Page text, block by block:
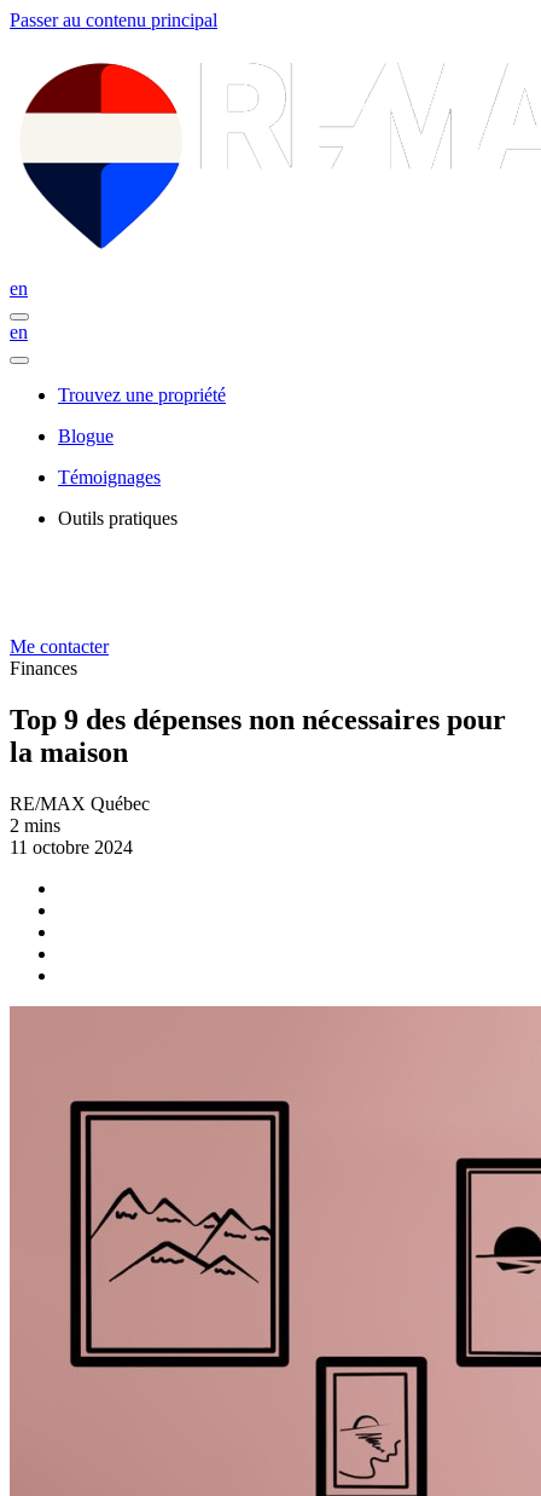
Passer au contenu principal
en
en
Trouvez une propriété
Blogue
Témoignages
Outils pratiques
Me contacter
Finances
Top 9 des dépenses non nécessaires pour
la maison
RE/MAX Québec
2 mins
11 octobre 2024